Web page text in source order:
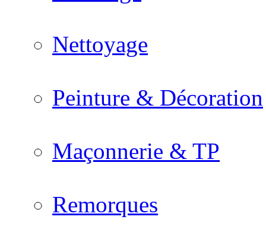
Nettoyage
Peinture & Décoration
Maçonnerie & TP
Remorques